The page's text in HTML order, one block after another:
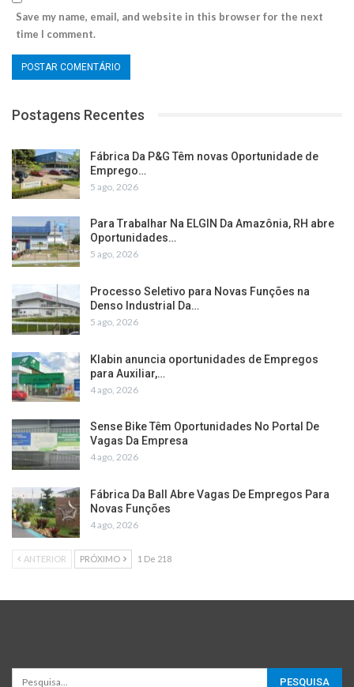
Save my name, email, and website in this browser for the next
time I comment.
Postagens Recentes
Fábrica Da P&G Têm novas Oportunidade de
Emprego…
5 ago, 2026
Para Trabalhar Na ELGIN Da Amazônia, RH abre
Oportunidades…
5 ago, 2026
Processo Seletivo para Novas Funções na
Denso Industrial Da…
5 ago, 2026
Klabin anuncia oportunidades de Empregos
para Auxiliar,…
4 ago, 2026
Sense Bike Têm Oportunidades No Portal De
Vagas Da Empresa
4 ago, 2026
Fábrica Da Ball Abre Vagas De Empregos Para
Novas Funções
4 ago, 2026
ANTERIOR PRÓXIMO 1 De 218